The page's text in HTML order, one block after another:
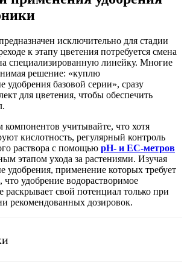
исключительно для стадии
к этапу цветения потребуется смена
специализированную линейку. Многие
решение: «куплю
удобрения базовой серии», сразу
для цветения, чтобы обеспечить
компонентов учитывайте, что хотя
кислотность, регулярный контроль
раствора с помощью pH- и EC-метров
этапом ухода за растениями. Изучая
удобрения, применение которых требует
удобрение водорастворимое
раскрывает свой потенциал только при
рекомендованных дозировок.